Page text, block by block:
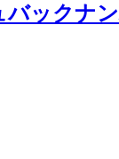
バックナ